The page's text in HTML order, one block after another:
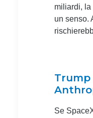
miliardi,
un senso.
Se